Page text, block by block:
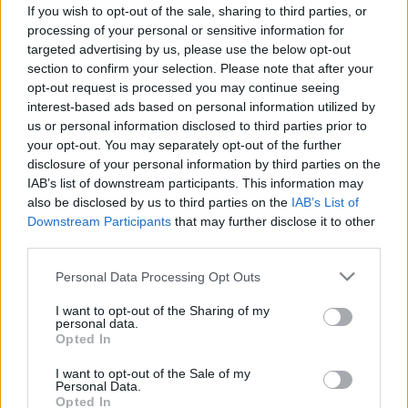
If you wish to opt-out of the sale, sharing to third parties, or
processing of your personal or sensitive information for
targeted advertising by us, please use the below opt-out
section to confirm your selection. Please note that after your
opt-out request is processed you may continue seeing
interest-based ads based on personal information utilized by
us or personal information disclosed to third parties prior to
your opt-out. You may separately opt-out of the further
disclosure of your personal information by third parties on the
IAB’s list of downstream participants. This information may
also be disclosed by us to third parties on the IAB’s List of
Downstream Participants that may further disclose it to other
Please note that this website/app uses one or more Google
not limited to your visit or usage behaviour. You may click to
grant or deny consent to Google and its third-party tags to
use your data for below specified purposes in below Google
consent section.
Personal Data Processing Opt Outs
I want to opt-out of the Sharing of my
personal data.
Opted In
I want to opt-out of the Sale of my
Personal Data.
Opted In